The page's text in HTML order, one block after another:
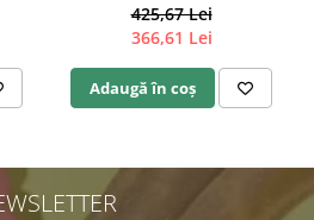
425,67 Lei
366,61 Lei
Adaugă în coș